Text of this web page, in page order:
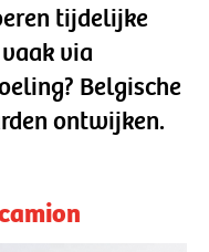
tijdelijke
via
Belgische
ontwijken.